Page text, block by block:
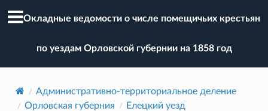
Окладные ведомости о числе помещичьих крестьян
по уездам Орловской губернии на 1858 год
Административно-территориальное деление
Орловская губерния
Елецкий уезд